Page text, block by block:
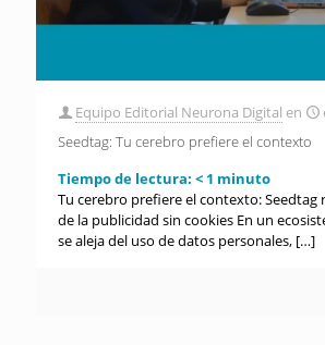
Equipo Editorial Neurona Digital en
Seedtag: Tu cerebro prefiere el contexto
Tiempo de lectura: < 1 minuto
Tu cerebro prefiere el contexto: Seedtag
de la publicidad sin cookies En un
se aleja del uso de datos personales, […]